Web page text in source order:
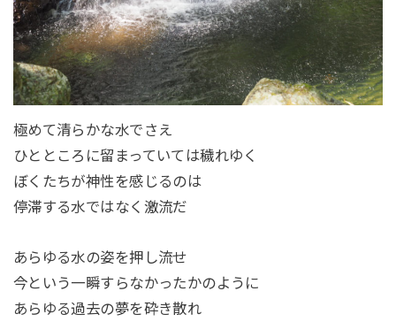
極めて清らかな水でさえ
ひとところに留まっていては穢れゆく
ぼくたちが神性を感じるのは
停滞する水ではなく激流だ
あらゆる水の姿を押し流せ
今という一瞬すらなかったかのように
あらゆる過去の夢を砕き散れ